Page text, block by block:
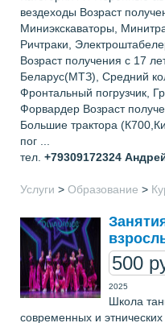
вездеходы Возраст
Миниэкскаваторы,
Ричтраки,
Возраст получения с 17
Беларус(МТЗ), Средний
Фронтальный погрузчик,
Форвардер Возраст
Большие трактора
пог ...
тел. +79309172324
Услуги > Образование >
500
2025
Школа
современных и